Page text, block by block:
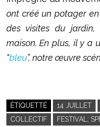
ont créé un potager
des visites du
maison. En plus, il y a
“bleu”, notre œuvre
ÉTIQUETTÉ 14 JUILLET
COLLECTIF
FESTIVAL;